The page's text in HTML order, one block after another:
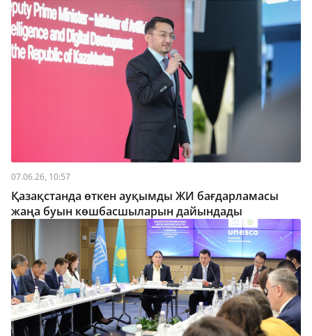
07.06.26, 10:57
Қазақстанда өткен ауқымды ЖИ бағдарламасы
жаңа буын көшбасшыларын дайындады